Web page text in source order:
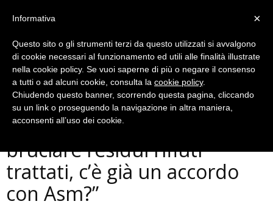
Cronaca
Terni, No Inc: ”Aria vuole
bruciare residui rifiuti
trattati, c’è già un accordo
con Asm?”
×
Informativa
Questo sito o gli strumenti terzi da questo utilizzati si avvalgono
di cookie necessari al funzionamento ed utili alle finalità illustrate
nella cookie policy. Se vuoi saperne di più o negare il consenso
a tutti o ad alcuni cookie, consulta la cookie policy.
Chiudendo questo banner, scorrendo questa pagina, cliccando
su un link o proseguendo la navigazione in altra maniera,
acconsenti all’uso dei cookie.